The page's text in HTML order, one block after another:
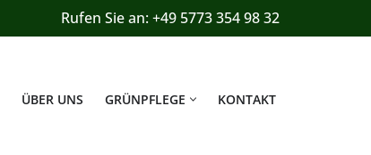
Rufen Sie an: +49 5773 354 98 32
ÜBER UNS GRÜNPFLEGE KONTAKT